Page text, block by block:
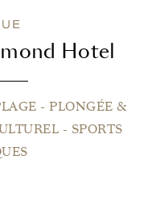
Hotel
- PLONGÉE &
- SPORTS